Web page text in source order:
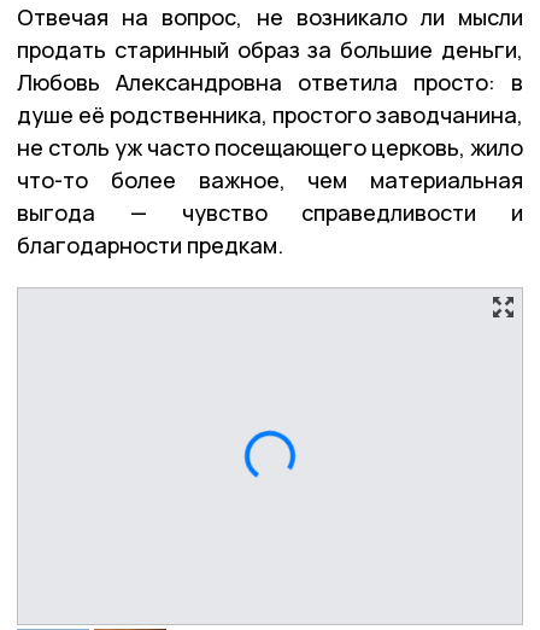
Отвечая на вопрос, не возникало ли мысли
продать старинный образ за большие деньги,
Любовь Александровна ответила просто: в
душе её родственника, простого заводчанина,
не столь уж часто посещающего церковь, жило
что-то более важное, чем материальная
выгода — чувство справедливости и
благодарности предкам.